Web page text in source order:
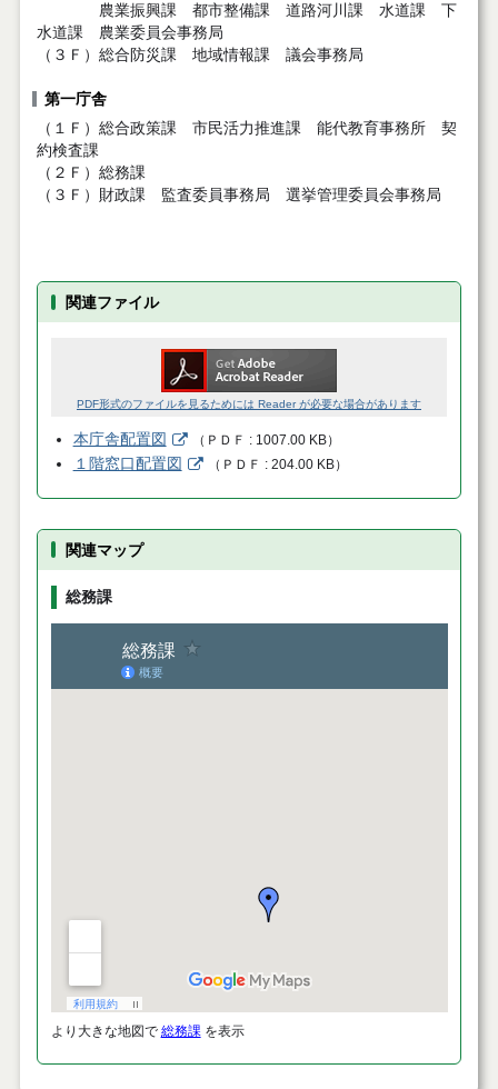
農業振興課 都市整備課 道路河川課 水道課 下
水道課 農業委員会事務局
（３Ｆ）総合防災課 地域情報課 議会事務局
第一庁舎
（１Ｆ）総合政策課 市民活力推進課 能代教育事務所 契
約検査課
（２Ｆ）総務課
（３Ｆ）財政課 監査委員事務局 選挙管理委員会事務局
関連ファイル
PDF形式のファイルを見るためには Reader が必要な場合があります
本庁舎配置図 （ ＰＤＦ 1007.00 KB）
１階窓口配置図 （ ＰＤＦ 204.00 KB）
関連マップ
総務課
より大きな地図で 総務課を表示